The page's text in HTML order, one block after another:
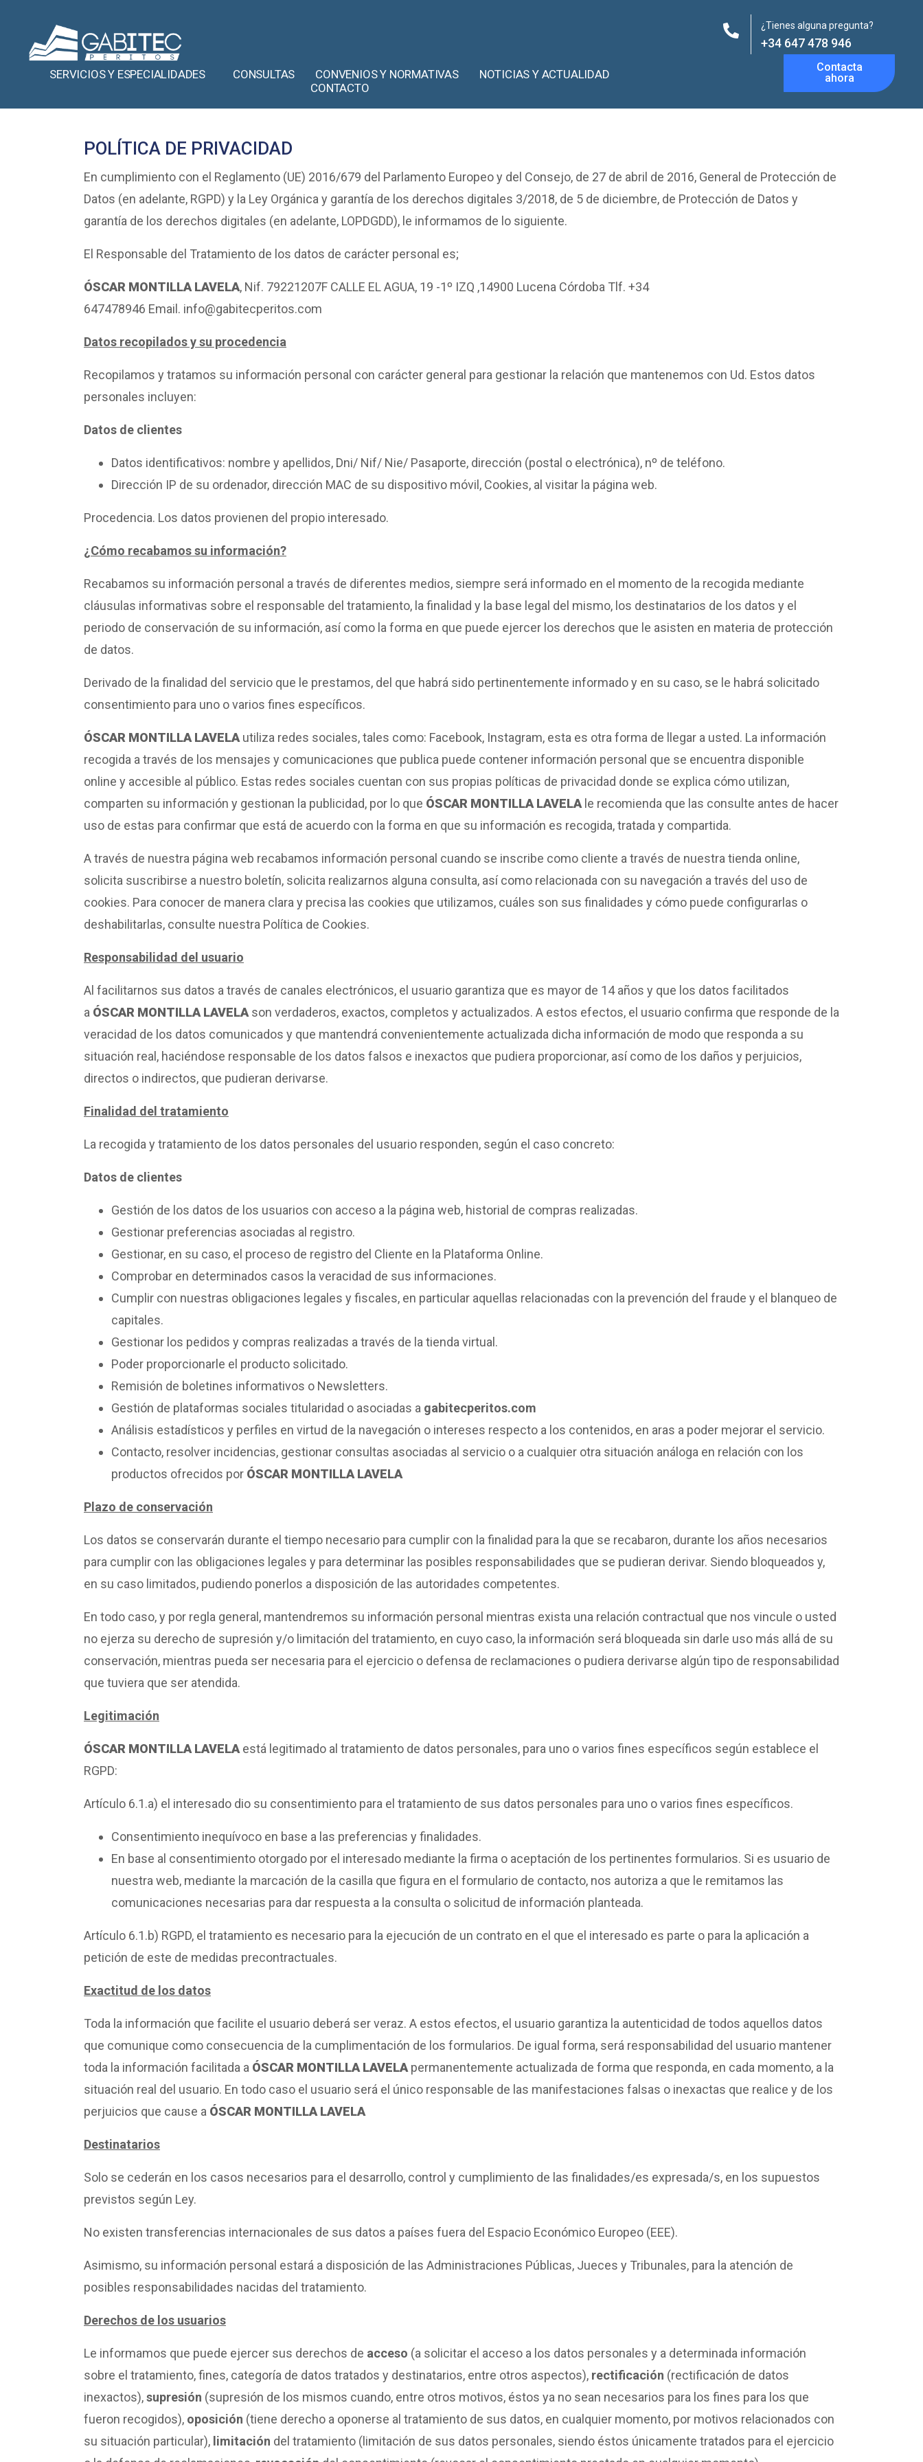
SERVICIOS Y ESPECIALIDADES CONSULTAS CONVENIOS Y NORMATIVAS
NOTICIAS Y ACTUALIDAD
CONTACTO
¿Tienes alguna pregunta?
+34 647 478 946
Contacta
ahora
POLÍTICA DE PRIVACIDAD
En cumplimiento con el Reglamento (UE) 2016/679 del Parlamento Europeo y del Consejo, de 27 de abril de 2016, General de Protección de
Datos (en adelante, RGPD) y la Ley Orgánica y garantía de los derechos digitales 3/2018, de 5 de diciembre, de Protección de Datos y
garantía de los derechos digitales (en adelante, LOPDGDD), le informamos de lo siguiente.
El Responsable del Tratamiento de los datos de carácter personal es;
ÓSCAR MONTILLA LAVELA, Nif. 79221207F CALLE EL AGUA, 19 -1º IZQ ,14900 Lucena Córdoba Tlf. +34
647478946 Email. info@gabitecperitos.com
Datos recopilados y su procedencia
Recopilamos y tratamos su información personal con carácter general para gestionar la relación que mantenemos con Ud. Estos datos
personales incluyen:
Datos de clientes
Datos identificativos: nombre y apellidos, Dni/ Nif/ Nie/ Pasaporte, dirección (postal o electrónica), nº de teléfono.
Dirección IP de su ordenador, dirección MAC de su dispositivo móvil, Cookies, al visitar la página web.
Procedencia. Los datos provienen del propio interesado.
¿Cómo recabamos su información?
Recabamos su información personal a través de diferentes medios, siempre será informado en el momento de la recogida mediante
cláusulas informativas sobre el responsable del tratamiento, la finalidad y la base legal del mismo, los destinatarios de los datos y el
periodo de conservación de su información, así como la forma en que puede ejercer los derechos que le asisten en materia de protección
de datos.
Derivado de la finalidad del servicio que le prestamos, del que habrá sido pertinentemente informado y en su caso, se le habrá solicitado
consentimiento para uno o varios fines específicos.
ÓSCAR MONTILLA LAVELA utiliza redes sociales, tales como: Facebook, Instagram, esta es otra forma de llegar a usted. La información
recogida a través de los mensajes y comunicaciones que publica puede contener información personal que se encuentra disponible
online y accesible al público. Estas redes sociales cuentan con sus propias políticas de privacidad donde se explica cómo utilizan,
comparten su información y gestionan la publicidad, por lo que ÓSCAR MONTILLA LAVELA le recomienda que las consulte antes de hacer
uso de estas para confirmar que está de acuerdo con la forma en que su información es recogida, tratada y compartida.
A través de nuestra página web recabamos información personal cuando se inscribe como cliente a través de nuestra tienda online,
solicita suscribirse a nuestro boletín, solicita realizarnos alguna consulta, así como relacionada con su navegación a través del uso de
cookies. Para conocer de manera clara y precisa las cookies que utilizamos, cuáles son sus finalidades y cómo puede configurarlas o
deshabilitarlas, consulte nuestra Política de Cookies.
Responsabilidad del usuario
Al facilitarnos sus datos a través de canales electrónicos, el usuario garantiza que es mayor de 14 años y que los datos facilitados
a ÓSCAR MONTILLA LAVELA son verdaderos, exactos, completos y actualizados. A estos efectos, el usuario confirma que responde de la
veracidad de los datos comunicados y que mantendrá convenientemente actualizada dicha información de modo que responda a su
situación real, haciéndose responsable de los datos falsos e inexactos que pudiera proporcionar, así como de los daños y perjuicios,
directos o indirectos, que pudieran derivarse.
Finalidad del tratamiento
La recogida y tratamiento de los datos personales del usuario responden, según el caso concreto:
Datos de clientes
Gestión de los datos de los usuarios con acceso a la página web, historial de compras realizadas.
Gestionar preferencias asociadas al registro.
Gestionar, en su caso, el proceso de registro del Cliente en la Plataforma Online.
Comprobar en determinados casos la veracidad de sus informaciones.
Cumplir con nuestras obligaciones legales y fiscales, en particular aquellas relacionadas con la prevención del fraude y el blanqueo de
capitales.
Gestionar los pedidos y compras realizadas a través de la tienda virtual.
Poder proporcionarle el producto solicitado.
Remisión de boletines informativos o Newsletters.
Gestión de plataformas sociales titularidad o asociadas a gabitecperitos.com
Análisis estadísticos y perfiles en virtud de la navegación o intereses respecto a los contenidos, en aras a poder mejorar el servicio.
Contacto, resolver incidencias, gestionar consultas asociadas al servicio o a cualquier otra situación análoga en relación con los
productos ofrecidos por ÓSCAR MONTILLA LAVELA
Plazo de conservación
Los datos se conservarán durante el tiempo necesario para cumplir con la finalidad para la que se recabaron, durante los años necesarios
para cumplir con las obligaciones legales y para determinar las posibles responsabilidades que se pudieran derivar. Siendo bloqueados y,
en su caso limitados, pudiendo ponerlos a disposición de las autoridades competentes.
En todo caso, y por regla general, mantendremos su información personal mientras exista una relación contractual que nos vincule o usted
no ejerza su derecho de supresión y/o limitación del tratamiento, en cuyo caso, la información será bloqueada sin darle uso más allá de su
conservación, mientras pueda ser necesaria para el ejercicio o defensa de reclamaciones o pudiera derivarse algún tipo de responsabilidad
que tuviera que ser atendida.
Legitimación
ÓSCAR MONTILLA LAVELA está legitimado al tratamiento de datos personales, para uno o varios fines específicos según establece el
RGPD:
Artículo 6.1.a) el interesado dio su consentimiento para el tratamiento de sus datos personales para uno o varios fines específicos.
Consentimiento inequívoco en base a las preferencias y finalidades.
En base al consentimiento otorgado por el interesado mediante la firma o aceptación de los pertinentes formularios. Si es usuario de
nuestra web, mediante la marcación de la casilla que figura en el formulario de contacto, nos autoriza a que le remitamos las
comunicaciones necesarias para dar respuesta a la consulta o solicitud de información planteada.
Artículo 6.1.b) RGPD, el tratamiento es necesario para la ejecución de un contrato en el que el interesado es parte o para la aplicación a
petición de este de medidas precontractuales.
Exactitud de los datos
Toda la información que facilite el usuario deberá ser veraz. A estos efectos, el usuario garantiza la autenticidad de todos aquellos datos
que comunique como consecuencia de la cumplimentación de los formularios. De igual forma, será responsabilidad del usuario mantener
toda la información facilitada a ÓSCAR MONTILLA LAVELA permanentemente actualizada de forma que responda, en cada momento, a la
situación real del usuario. En todo caso el usuario será el único responsable de las manifestaciones falsas o inexactas que realice y de los
perjuicios que cause a ÓSCAR MONTILLA LAVELA
Destinatarios
Solo se cederán en los casos necesarios para el desarrollo, control y cumplimiento de las finalidades/es expresada/s, en los supuestos
previstos según Ley.
No existen transferencias internacionales de sus datos a países fuera del Espacio Económico Europeo (EEE).
Asimismo, su información personal estará a disposición de las Administraciones Públicas, Jueces y Tribunales, para la atención de
posibles responsabilidades nacidas del tratamiento.
Derechos de los usuarios
Le informamos que puede ejercer sus derechos de acceso (a solicitar el acceso a los datos personales y a determinada información
sobre el tratamiento, fines, categoría de datos tratados y destinatarios, entre otros aspectos), rectificación (rectificación de datos
inexactos),supresión (supresión de los mismos cuando, entre otros motivos, éstos ya no sean necesarios para los fines para los que
fueron recogidos), oposición (tiene derecho a oponerse al tratamiento de sus datos, en cualquier momento, por motivos relacionados con
su situación particular), limitación del tratamiento (limitación de sus datos personales, siendo éstos únicamente tratados para el ejercicio